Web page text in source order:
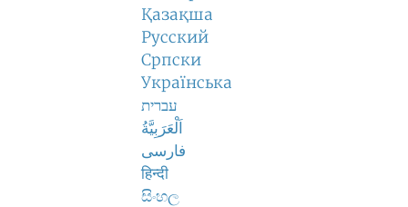
Қазақша
Русский
Српски
Українська
עברית
اَلْعَرَبِيَّةُ
فارسی
हिन्दी
සිංහල